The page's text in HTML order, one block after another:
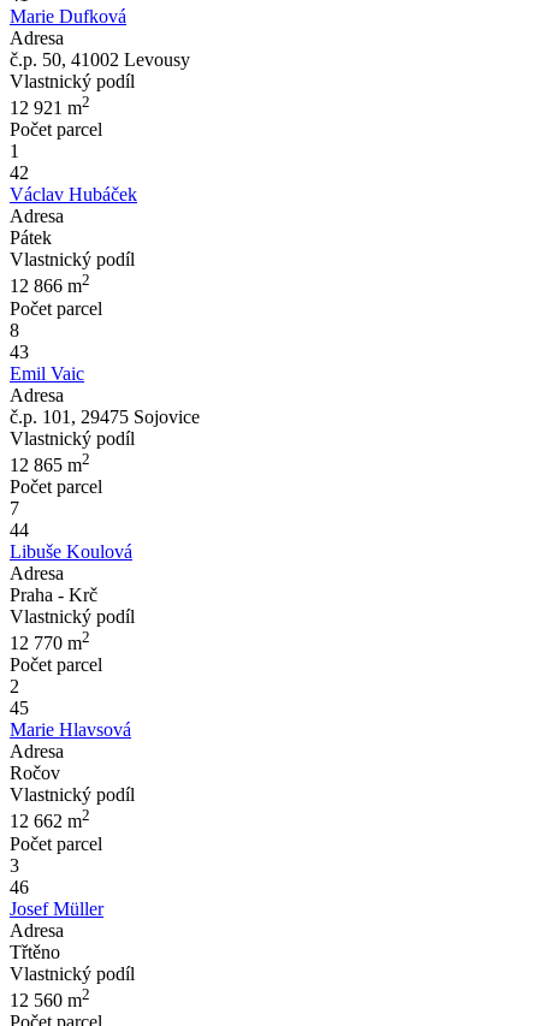
Marie Dufková
Adresa
č.p. 50, 41002 Levousy
Vlastnický podíl
12 921 m2
Počet parcel
1
42
Václav Hubáček
Adresa
Pátek
Vlastnický podíl
12 866 m2
Počet parcel
8
43
Emil Vaic
Adresa
č.p. 101, 29475 Sojovice
Vlastnický podíl
12 865 m2
Počet parcel
7
44
Libuše Koulová
Adresa
Praha - Krč
Vlastnický podíl
12 770 m2
Počet parcel
2
45
Marie Hlavsová
Adresa
Ročov
Vlastnický podíl
12 662 m2
Počet parcel
3
46
Josef Müller
Adresa
Třtěno
Vlastnický podíl
12 560 m2
Počet parcel